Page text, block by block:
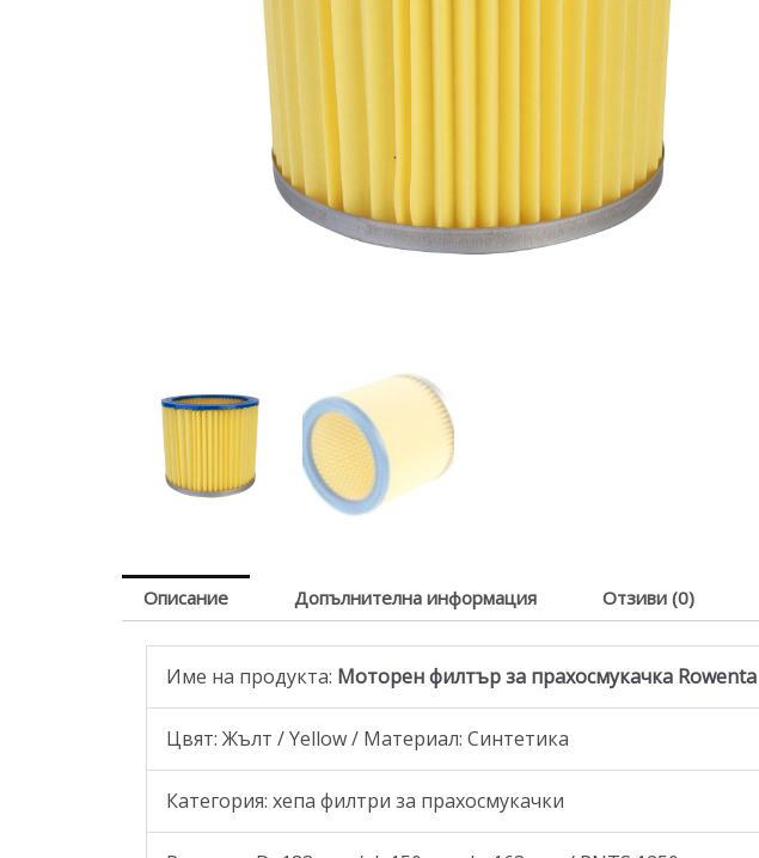
Описание Допълнителна информация Отзиви (0)
Име на продукта: Моторен филтър за прахосмукачка
Цвят: Жълт / Yellow / Материал: Синтетика
Категория: хепа филтри за прахосмукачки